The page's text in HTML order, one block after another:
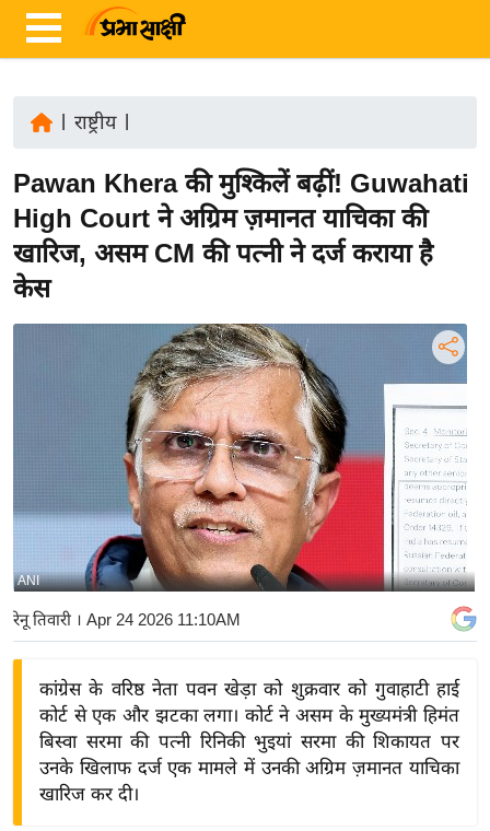
ज़ा
ख
र
य
ज़
ने
स
द्यो
राष्ट्रीय|
Pawan Khera की मुश्किलें बढ़ीं! Guwahati
High Court ने अग्रिम ज़मानत याचिका की
खारिज, असम CM की पत्नी ने दर्ज कराया है
केस
ANI
रेनू तिवारी । Apr 24 2026 11:10AM
कांग्रेस के वरिष्ठ नेता पवन खेड़ा को शुक्रवार को गुवाहाटी हाई
कोर्ट से एक और झटका लगा। कोर्ट ने असम के मुख्यमंत्री हिमंत
बिस्वा सरमा की पत्नी रिनिकी भुइयां सरमा की शिकायत पर
उनके खिलाफ दर्ज एक मामले में उनकी अग्रिम ज़मानत याचिका
खारिज कर दी।